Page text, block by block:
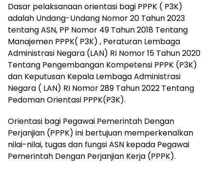
Dasar pelaksanaan orientasi bagi PPPK ( P3K)
adalah Undang-Undang Nomor 20 Tahun 2023
tentang ASN, PP Nomor 49 Tahun 2018 Tentang
Manajemen PPPK( P3K) , Peraturan Lembaga
Administrasi Negara (LAN) RI Nomor 15 Tahun 2020
Tentang Pengembangan Kompetensi PPPK (P3K)
dan Keputusan Kepala Lembaga Administrasi
Negara ( LAN) RI Nomor 289 Tahun 2022 Tentang
Pedoman Orientasi PPPK(P3K).
Orientasi bagi Pegawai Pemerintah Dengan
Perjanjian (PPPK) ini bertujuan memperkenalkan
nilai-nilai, tugas dan fungsi ASN kepada Pegawai
Pemerintah Dengan Perjanjian Kerja (PPPK).